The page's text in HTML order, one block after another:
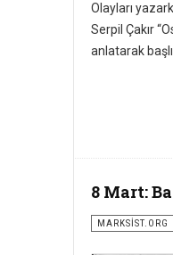
Olayları
Serpil Çakır
anlatarak
8 Mart:
MARKSİST.ORG